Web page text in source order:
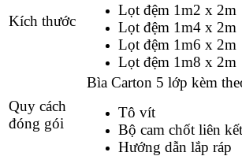
Kích thước
Lọt đệm 1m2 x 2m
Lọt đệm 1m4 x 2m
Lọt đệm 1m6 x 2m
Lọt đệm 1m8 x 2m
Quy cách
đóng gói
Bìa Carton 5 lớp kèm
Tô vít
Bộ cam chốt liên kết
Hướng dẫn lắp ráp